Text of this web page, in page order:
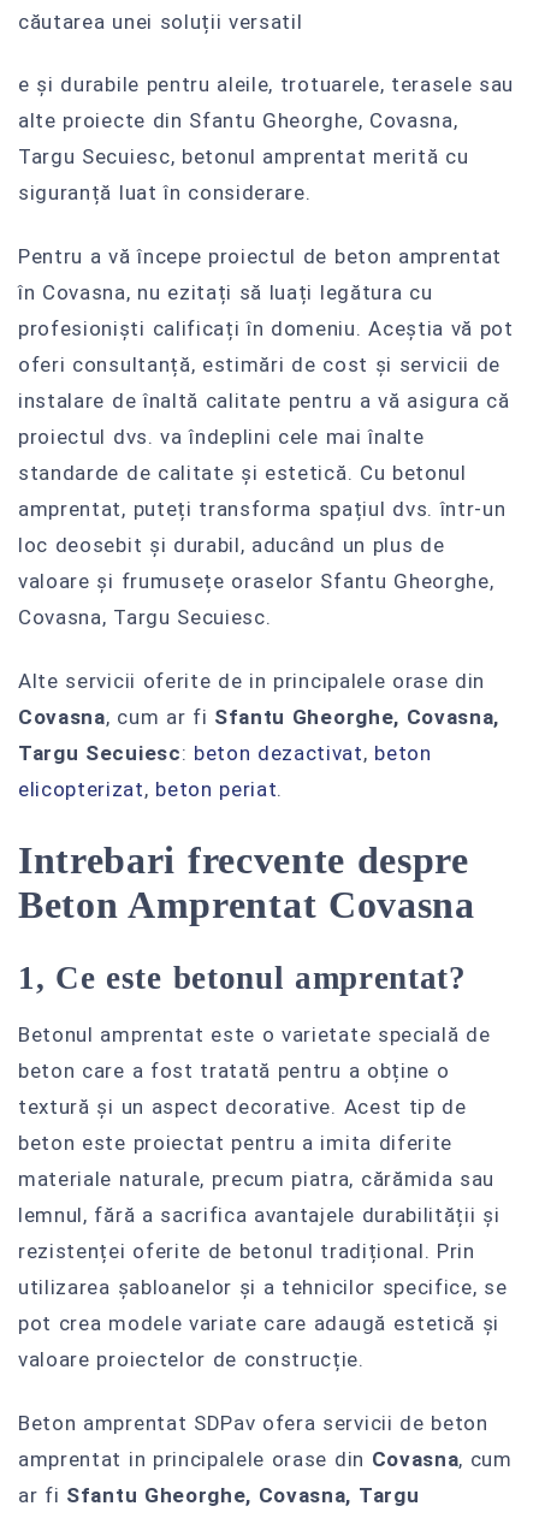
căutarea unei soluții versatil
e și durabile pentru aleile, trotuarele, terasele sau
alte proiecte din Sfantu Gheorghe, Covasna,
Targu Secuiesc, betonul amprentat merită cu
siguranță luat în considerare.
Pentru a vă începe proiectul de beton amprentat
în Covasna, nu ezitați să luați legătura cu
profesioniști calificați în domeniu. Aceștia vă pot
oferi consultanță, estimări de cost și servicii de
instalare de înaltă calitate pentru a vă asigura că
proiectul dvs. va îndeplini cele mai înalte
standarde de calitate și estetică. Cu betonul
amprentat, puteți transforma spațiul dvs. într-un
loc deosebit și durabil, aducând un plus de
valoare și frumusețe oraselor Sfantu Gheorghe,
Covasna, Targu Secuiesc.
Alte servicii oferite de in principalele orase din
Covasna, cum ar fi Sfantu Gheorghe, Covasna,
Targu Secuiesc: beton dezactivat, beton
elicopterizat, beton periat.
Intrebari frecvente despre
Beton Amprentat Covasna
1, Ce este betonul amprentat?
Betonul amprentat este o varietate specială de
beton care a fost tratată pentru a obține o
textură și un aspect decorative. Acest tip de
beton este proiectat pentru a imita diferite
materiale naturale, precum piatra, cărămida sau
lemnul, fără a sacrifica avantajele durabilității și
rezistenței oferite de betonul tradițional. Prin
utilizarea șabloanelor și a tehnicilor specifice, se
pot crea modele variate care adaugă estetică și
valoare proiectelor de construcție.
Beton amprentat SDPav ofera servicii de beton
amprentat in principalele orase din Covasna, cum
ar fi Sfantu Gheorghe, Covasna, Targu